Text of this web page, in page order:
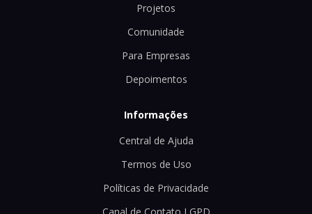
Projetos
Comunidade
Para Empresas
Depoimentos
Informações
Central de Ajuda
Termos de Uso
Políticas de Privacidade